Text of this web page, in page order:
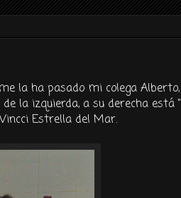
la ha pasado mi colega Alberto,
la izquierda, a su derecha está "
Estrella del Mar.